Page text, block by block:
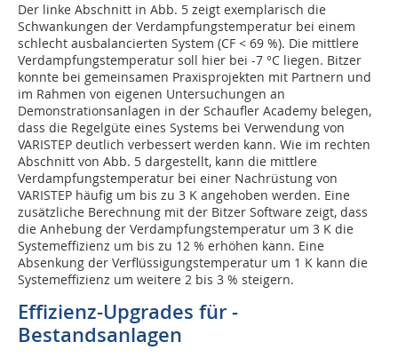
Der linke Abschnitt in Abb. 5 zeigt exemplarisch die
Schwankungen der Verdampfungstemperatur bei einem
schlecht ausbalancierten System (CF < 69 %). Die mittlere
Verdampfungstemperatur soll hier bei -7 °C liegen. Bitzer
konnte bei gemeinsamen Praxisprojekten mit Partnern und
im Rahmen von eigenen Untersuchungen an
Demonstrationsanlagen in der Schaufler Academy belegen,
dass die Regelgüte eines Systems bei Verwendung von
VARISTEP deutlich verbessert werden kann. Wie im rechten
Abschnitt von Abb. 5 dargestellt, kann die mittlere
Verdampfungstemperatur bei einer Nachrüstung von
VARISTEP häufig um bis zu 3 K angehoben werden. Eine
zusätzliche Berechnung mit der Bitzer Software zeigt, dass
die Anhebung der Verdampfungstemperatur um 3 K die
Systemeffizienz um bis zu 12 % erhöhen kann. Eine
Absenkung der Verflüssigungstemperatur um 1 K kann die
Systemeffizienz um weitere 2 bis 3 % steigern.
Effizienz-Upgrades für ­
Bestandsanlagen